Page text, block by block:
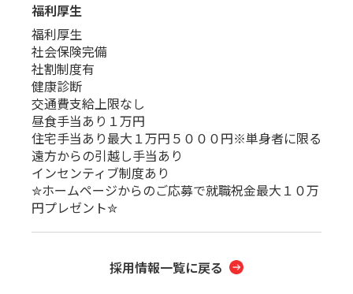
福利厚生
福利厚生
社会保険完備
社割制度有
健康診断
交通費支給上限なし
昼食手当あり１万円
住宅手当あり最大１万円５０００円※単身者に限る
遠方からの引越し手当あり
インセンティブ制度あり
✮ホームページからのご応募で就職祝金最大１０万
円プレゼント✮
採用情報一覧に戻る